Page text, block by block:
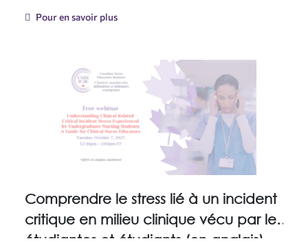
Pour en savoir plus
Comprendre le stress lié à un incident
critique en milieu clinique vécu par les